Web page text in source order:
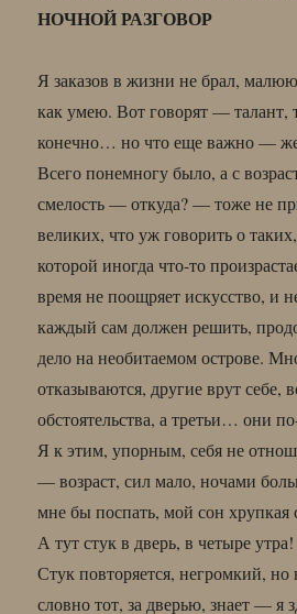
НОЧНОЙ РАЗГОВОР
Я заказов в жизни не брал,
как умею. Вот говорят — талант,
конечно… но что еще важно —
Всего понемногу было, а с
смелость — откуда? — тоже не
великих, что уж говорить о
которой иногда что-то
время не поощряет искусство, и
каждый сам должен решить,
дело на необитаемом острове.
отказываются, другие врут себе,
обстоятельства, а третьи… они
Я к этим, упорным, себя не
— возраст, сил мало, ночами
мне бы поспать, мой сон хрупкая
А тут стук в дверь, в четыре
Стук повторяется, негромкий,
словно тот, за дверью, знает — я